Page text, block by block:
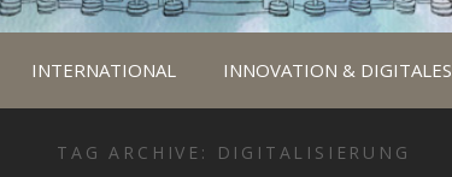
INTERNATIONAL INNOVATION & DIGITALES
TAG ARCHIVE: DIGITALISIERUNG